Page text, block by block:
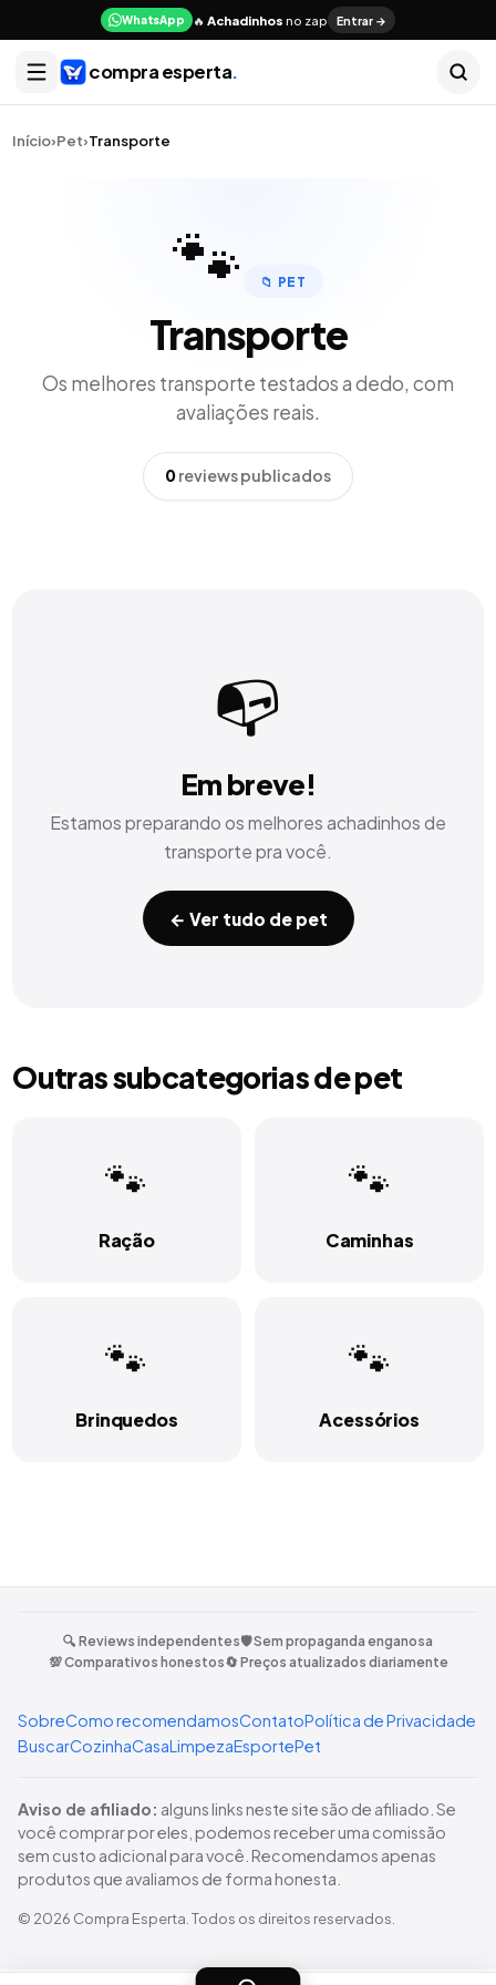
WhatsApp 🔥Achadinhos no zap Entrar →
compra esperta.
Início›Pet›Transporte
🐾 📁 PET
Transporte
Os melhores transporte testados a dedo, com
avaliações reais.
0reviews publicados
📭
Em breve!
Estamos preparando os melhores achadinhos de
transportepra você.
← Ver tudo de pet
Outras subcategorias depet
🐾
Ração
🐾
Caminhas
🐾
Brinquedos
🐾
Acessórios
🔍 Reviews independentes🛡️ Sem propaganda enganosa
💯 Comparativos honestos🔄 Preços atualizados diariamente
SobreComo recomendamosContatoPolítica de Privacidade
BuscarCozinhaCasaLimpezaEsportePet
Aviso de afiliado: alguns links neste site são de afiliado. Se
você comprar por eles, podemos receber uma comissão
sem custo adicional para você. Recomendamos apenas
produtos que avaliamos de forma honesta.
© 2026 Compra Esperta. Todos os direitos reservados.